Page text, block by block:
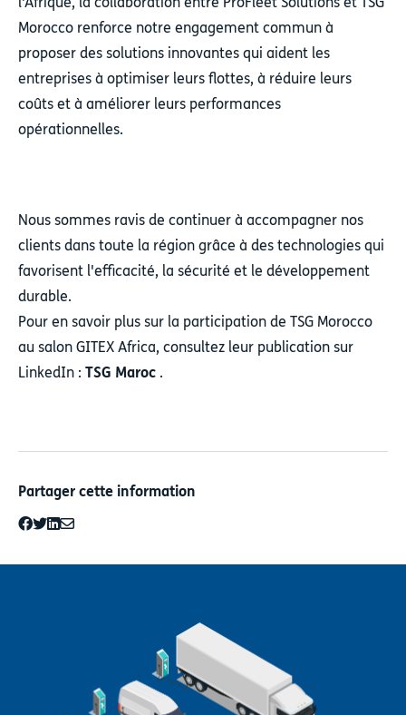
Morocco renforce notre engagement commun à
proposer des solutions innovantes qui aident les
entreprises à optimiser leurs flottes, à réduire leurs
coûts et à améliorer leurs performances
opérationnelles.
Nous sommes ravis de continuer à accompagner nos
clients dans toute la région grâce à des technologies qui
favorisent l'efficacité, la sécurité et le développement
durable.
Pour en savoir plus sur la participation de TSG Morocco
au salon GITEX Africa, consultez leur publication sur
LinkedIn : TSG Maroc .
Partager cette information